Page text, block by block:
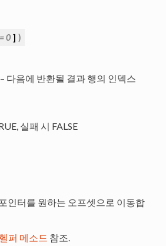
=0 ] )
다음에 반환될 결과 행의 인덱스
실패 시 FALSE
인터를 원하는 오프셋으로 이동합
퍼 메소드 참조.